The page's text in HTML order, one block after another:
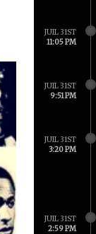
JUIL 31ST
11:05 PM
JUIL 31ST
9:51 PM
JUIL 31ST
3:20 PM
JUIL 31ST
2:59 PM